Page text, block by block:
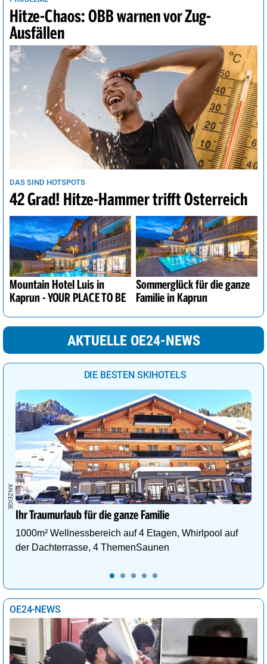
Hitze-Chaos: ÖBB warnen vor Zug-
Ausfällen
DAS SIND HOTSPOTS
42 Grad! Hitze-Hammer trifft Österreich
Mountain Hotel Luis in
Kaprun - YOUR PLACE TO BE
Sommerglück für die ganze
Familie in Kaprun
AKTUELLE OE24-NEWS
DIE BESTEN SKIHOTELS
Ihr Traumurlaub für die ganze Familie
1000m² Wellnessbereich auf 4 Etagen, Whirlpool auf
der Dachterrasse, 4 ThemenSaunen
OE24-NEWS